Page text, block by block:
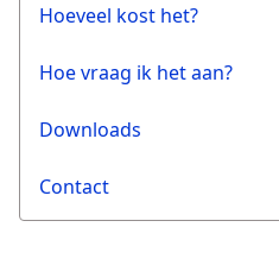
Hoeveel kost het?
Hoe vraag ik het aan?
Downloads
Contact